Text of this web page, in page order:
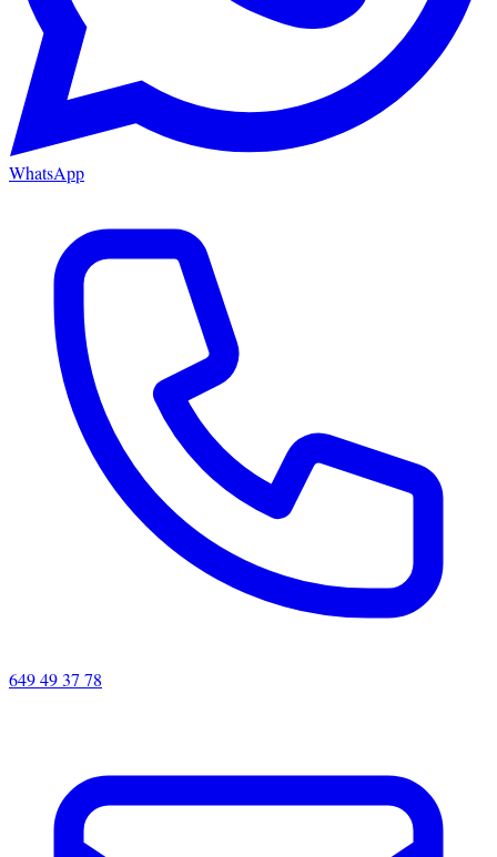
WhatsApp
649 49 37 78